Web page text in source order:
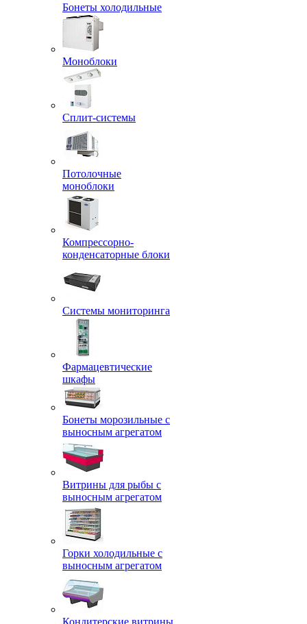
Бонеты холодильные
Моноблоки
Сплит-системы
Потолочные
моноблоки
Компрессорно-
конденсаторные блоки
Системы мониторинга
Фармацевтические
шкафы
Бонеты морозильные с
выносным агрегатом
Витрины для рыбы с
выносным агрегатом
Горки холодильные с
выносным агрегатом
Кондитерские витрины